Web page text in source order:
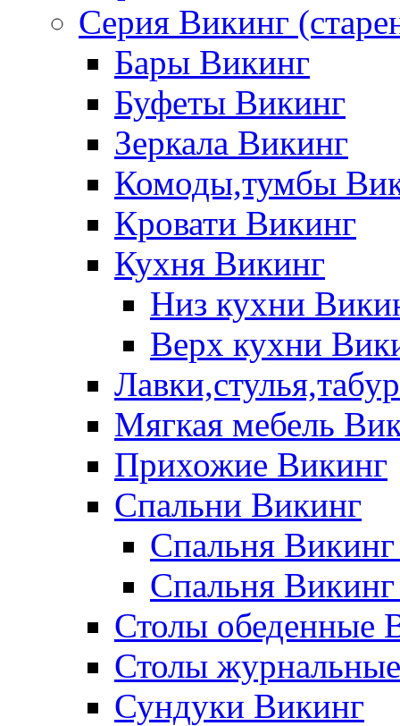
Серия Викинг
Бары Викинг
Буфеты Викинг
Зеркала Викинг
Комоды,тумбы
Кровати Викинг
Кухня Викинг
Низ кухни
Верх кухни
Мягкая мебель
Прихожие Викинг
Спальни Викинг
Спальня
Спальня
Столы обеденные
Столы
Сундуки Викинг